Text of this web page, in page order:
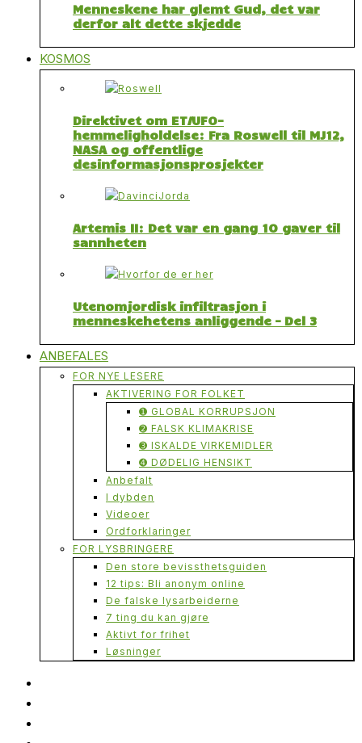
Menneskene har glemt Gud, det var
derfor alt dette skjedde
KOSMOS
Direktivet om ET/UFO-
hemmeligholdelse: Fra Roswell til MJ12,
NASA og offentlige
desinformasjonsprosjekter
Artemis II: Det var en gang 10 gaver til
sannheten
Utenomjordisk infiltrasjon i
menneskehetens anliggende – Del 3
ANBEFALES
FOR NYE LESERE
AKTIVERING FOR FOLKET
➊ GLOBAL KORRUPSJON
➋ FALSK KLIMAKRISE
➌ ISKALDE VIRKEMIDLER
➍ DØDELIG HENSIKT
Anbefalt
I dybden
Videoer
Ordforklaringer
FOR LYSBRINGERE
Den store bevissthetsguiden
12 tips: Bli anonym online
De falske lysarbeiderne
7 ting du kan gjøre
Aktivt for frihet
Løsninger